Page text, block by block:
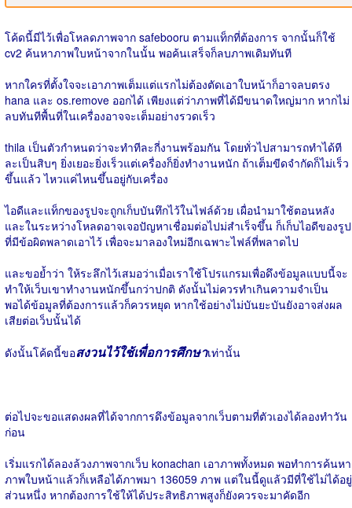
โค้ดนี้มีไว้เพื่อโหลดภาพจาก safebooru ตามแท็กที่ต้องการ จากนั้นก็ใช้
cv2 ค้นหาภาพใบหน้าจากในนั้น พอค้นเสร็จก็ลบภาพเดิมทันที
หากใครที่ตั้งใจจะเอาภาพเต็มแต่แรกไม่ต้องตัดเอาใบหน้าก็อาจลบตรง
hana และ os.remove ออกได้ เพียงแต่ว่าภาพที่ได้มีขนาดใหญ่มาก หากไม่
ลบทันทีพื้นที่ในเครื่องอาจจะเต็มอย่างรวดเร็ว
thila เป็นตัวกำหนดว่าจะทำทีละกี่งานพร้อมกัน โดยทั่วไปสามารถทำได้ที
ละเป็นสิบๆ ยิ่งเยอะยิ่งเร็วแต่เครื่องก็ยิ่งทำงานหนัก ถ้าเต็มขีดจำกัดก็ไม่เร็ว
ขึ้นแล้ว ไหวแค่ไหนขึ้นอยู่กับเครื่อง
ไอดีและแท็กของรูปจะถูกเก็บบันทึกไว้ในไฟล์ด้วย เผื่อนำมาใช้ตอนหลัง
และในระหว่างโหลดอาจเจอปัญหาเชื่อมต่อไปม่สำเร็จขึ้น ก็เก็บไอดีของรูป
ที่มีข้อผิดพลาดเอาไว้ เพื่อจะมาลองใหม่อีกเฉพาะไฟล์ที่พลาดไป
และขอย้ำว่า ให้ระลึกไว้เสมอว่าเมื่อเราใช้โปรแกรมเพื่อดึงข้อมูลแบบนี้จะ
ทำให้เว็บเขาทำงานหนักขึ้นกว่าปกติ ดังนั้นไม่ควรทำเกินความจำเป็น
พอได้ข้อมูลที่ต้องการแล้วก็ควรหยุด หากใช้อย่างไม่บันยะบันยังอาจส่งผล
เสียต่อเว็บนั้นได้
ดังนั้นโค้ดนี้ขอสงวนไว้ใช้เพื่อการศึกษาเท่านั้น
ต่อไปจะขอแสดงผลที่ได้จากการดึงข้อมูลจากเว็บตามที่ตัวเองได้ลองทำวัน
ก่อน
เริ่มแรกได้ลองล้วงภาพจากเว็บ konachan เอาภาพทั้งหมด พอทำการค้นหา
ภาพใบหน้าแล้วก็เหลือได้ภาพมา 136059 ภาพ แต่ในนี้ดูแล้วมีที่ใช้ไม่ได้อยู่
ส่วนหนึ่ง หากต้องการใช้ให้ได้ประสิทธิภาพสูงก็ยังควรจะมาคัดอีก